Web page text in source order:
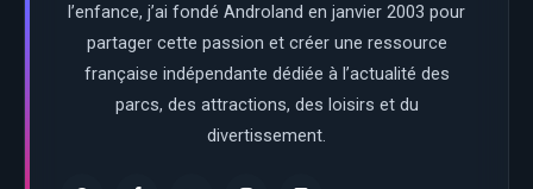
l’enfance, j’ai fondé Androland en janvier 2003 pour
partager cette passion et créer une ressource
française indépendante dédiée à l’actualité des
parcs, des attractions, des loisirs et du
divertissement.